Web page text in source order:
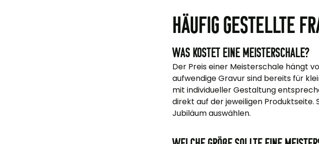
Häufig gestellte
Was kostet eine Meisterschale?
Der Preis einer Meisterschale hängt
aufwendige Gravur sind bereits für
mit individueller Gestaltung
direkt auf der jeweiligen Produktseite.
Jubiläum auswählen.